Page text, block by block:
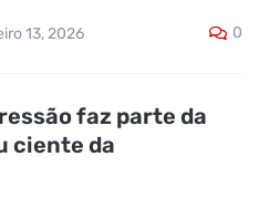
13, 2026 0
faz parte da
ciente da